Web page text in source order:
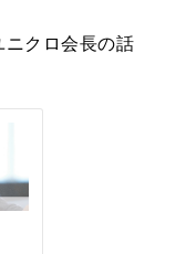
採用情報
ニクロ会長の話